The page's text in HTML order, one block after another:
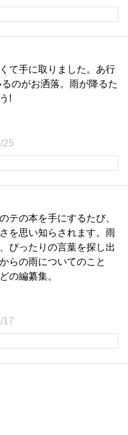
て手に取りました。あ行
のがお洒落。雨が降るた
!
25
テの本を手にするたび、
を思い知らされます。雨
ぴったりの言葉を探し出
らの雨についてのこと
の編纂集。
17